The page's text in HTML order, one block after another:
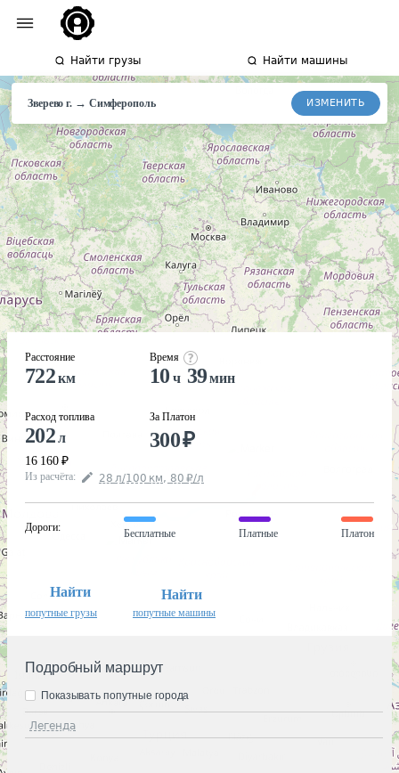
Найти грузы Найти машины
Зверево г. → Симферополь ИЗМЕНИТЬ
Расстояние
722км
Расход топлива
202л
16 160 ₽
Время
10 ч 39мин
За Платон
300₽
Из расчёта: 28 л/100 км, 80 ₽/л
Дороги:
Бесплатные Платные Платон
Найти
попутные грузы
Найти
попутные машины
Подробный маршрут
Легенда
Показывать попутные города